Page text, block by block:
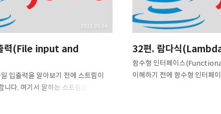
Car.invokeStaticMe..
력(File input and
2022.05.04
입출력을 알아보기 전에 스트림이
다. 여기서 말하는 스트림은 읽거나
32편. 람다식
함수형 인터페이스
이해하기 전에 함수형 인터페